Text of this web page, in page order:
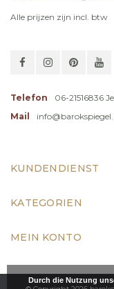
Alle prijzen zijn incl. btw
Telefon
06-21516836
Mail
KUNDENDIENST
KATEGORIEN
MEIN KONTO
Durch die Nutzung